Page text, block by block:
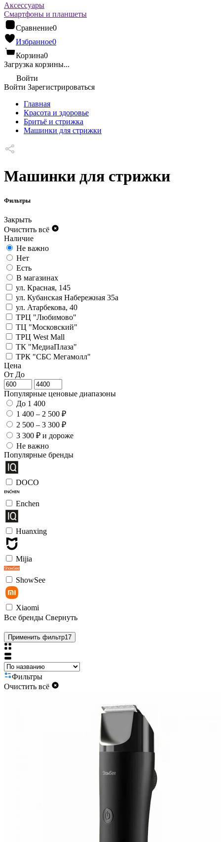
Аксессуары
Смартфоны и планшеты
Сравнение0
Избранное0
Корзина0
Загрузка корзины...
Войти
Войти Зарегистрироваться
Главная
Красота и здоровье
Бритьё и стрижка
Машинки для стрижки
Машинки для стрижки
Фильтры
Закрыть
Очистить всё
Наличие
Не важно
Нет
Есть
В магазинах
ул. Красная, 145
ул. Кубанская Набережная 35а
ул. Атарбекова, 40
ТРЦ "Любимово"
ТЦ "Московский"
ТРЦ West Mall
ТК "МедиаПлаза"
ТРК "СБС Мегамолл"
Цена
От До
Популярные ценовые диапазоны
До 1 400
1 400 – 2 500 ₽
2 500 – 3 300 ₽
3 300 ₽ и дороже
Не важно
Популярные бренды
DOCO
Enchen
Huanxing
Mijia
ShowSee
Xiaomi
Все бренды Свернуть
Применить фильтр17
Фильтры
Очистить всё